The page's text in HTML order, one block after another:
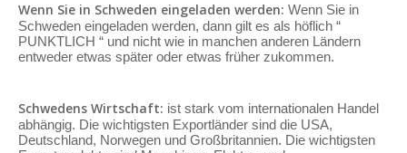
Wenn Sie in Schweden eingeladen werden: Wenn Sie in
Schweden eingeladen werden, dann gilt es als höflich “
PUNKTLICH “ und nicht wie in manchen anderen Ländern
entweder etwas später oder etwas früher zukommen.
Schwedens Wirtschaft: ist stark vom internationalen Handel
abhängig. Die wichtigsten Exportländer sind die USA,
Deutschland, Norwegen und Großbritannien. Die wichtigsten